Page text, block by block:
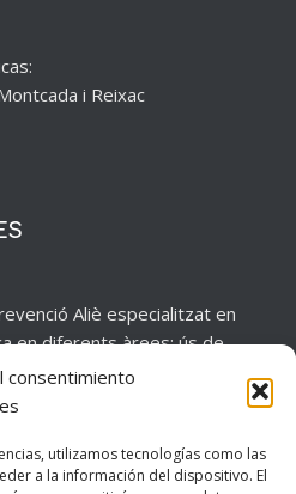
consentimiento
utilizamos tecnologías como las
a la información del dispositivo. El
i Reixac
Aliè especialitzat en
en diferents àrees: ús de
en alçada i espais confinats,
ús de maquinària de